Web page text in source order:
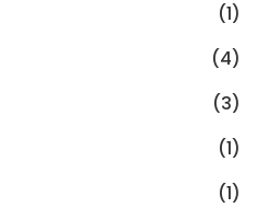
(1)
(4)
(3)
(1)
(1)